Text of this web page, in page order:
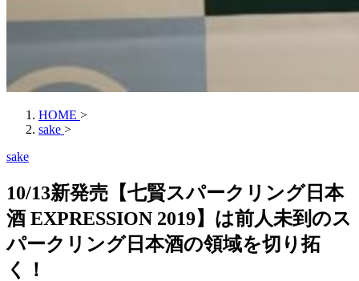
HOME >
sake >
sake
10/13新発売【七賢スパークリング日本
酒 EXPRESSION 2019】は前人未到のス
パークリング日本酒の領域を切り拓
く！